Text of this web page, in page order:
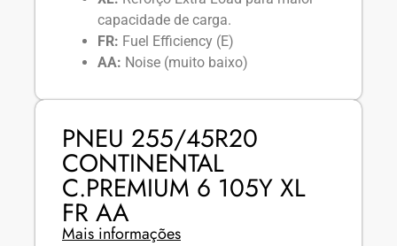
capacidade de carga.
FR: Fuel Efficiency (E)
AA: Noise (muito baixo)
PNEU 255/45R20
CONTINENTAL
C.PREMIUM 6 105Y XL
FR AA
Mais informações